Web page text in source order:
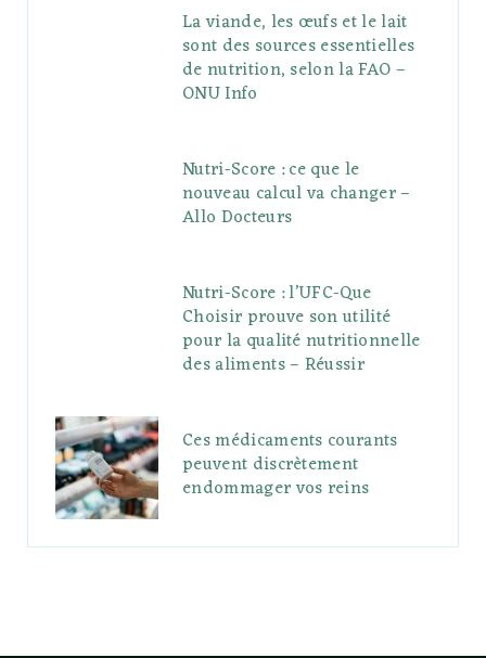
La viande, les œufs et le lait
sont des sources essentielles
de nutrition, selon la FAO –
ONU Info
Nutri-Score : ce que le
nouveau calcul va changer –
Allo Docteurs
Nutri-Score : l’UFC-Que
Choisir prouve son utilité
pour la qualité nutritionnelle
des aliments – Réussir
Ces médicaments courants
peuvent discrètement
endommager vos reins